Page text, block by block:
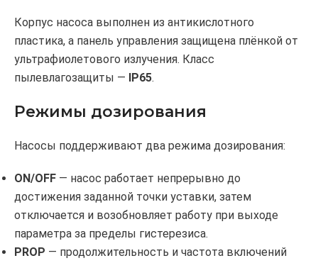
Корпус насоса выполнен из антикислотного
пластика, а панель управления защищена плёнкой от
ультрафиолетового излучения. Класс
пылевлагозащиты —
IP65.
Режимы дозирования
Насосы поддерживают два режима дозирования:
ON/OFF — насос работает непрерывно до
достижения заданной точки уставки, затем
отключается и возобновляет работу при выходе
параметра за пределы гистерезиса.
PROP — продолжительность и частота включений